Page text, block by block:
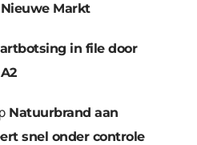
Markt
in file door
Natuurbrand aan
snel onder controle